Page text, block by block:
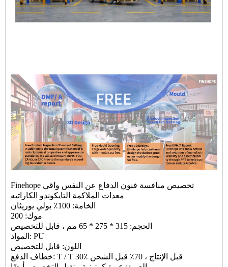
Finehope تخصيص منافسة فنون الدفاع عن النفس واقي
معدات الملاكمة التايكوندو الكاراتيه
الخامة: 100٪ بولي يوريثان
موك: 200
الحجم: 315 * 275 * 65 مم ، قابل للتخصيص
المواد: PU
اللون: قابل للتخصيص
خطاف الدفع: T / T 30٪ قبل الإنتاج ، 70٪ قبل الشحن